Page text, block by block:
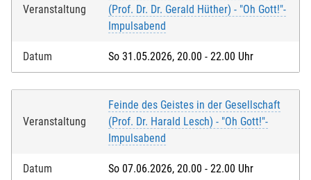
Veranstaltung
(Prof. Dr. Dr. Gerald Hüther) - "Oh Gott!"-
Impulsabend
Datum So 31.05.2026, 20.00 - 22.00 Uhr
Veranstaltung
Feinde des Geistes in der Gesellschaft
(Prof. Dr. Harald Lesch) - "Oh Gott!"-
Impulsabend
Datum So 07.06.2026, 20.00 - 22.00 Uhr